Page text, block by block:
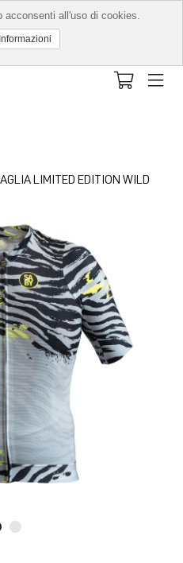
LIMITED EDITION WILD
acconsenti all'uso di cookies.
Informazioni